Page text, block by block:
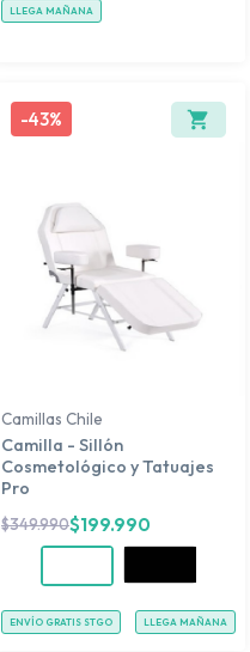
LLEGA MAÑANA
-43%
Camillas Chile
Camilla - Sillón
Cosmetológico y Tatuajes
Pro
$349.990$199.990
ENVÍO GRATIS STGO LLEGA MAÑANA